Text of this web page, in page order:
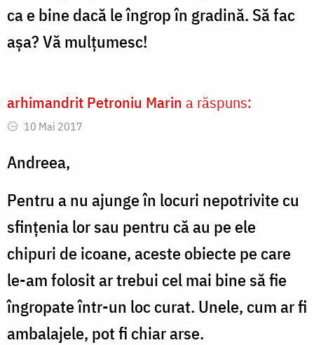
ca e bine dacă le îngrop în gradină. Să fac
așa? Vă mulțumesc!
arhimandrit Petroniu Marin a răspuns:
10 Mai 2017
Andreea,
Pentru a nu ajunge în locuri nepotrivite cu
sfinţenia lor sau pentru că au pe ele
chipuri de icoane, aceste obiecte pe care
le-am folosit ar trebui cel mai bine să fie
îngropate într-un loc curat. Unele, cum ar fi
ambalajele, pot fi chiar arse.